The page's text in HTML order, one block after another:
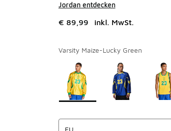
Jordan entdecken
€ 89,99 inkl. MwSt.
Varsity Maize-Lucky Green
Seite 1 von 1 zeigt die Farben 1
Bitte wählen Sie einen Stil aus